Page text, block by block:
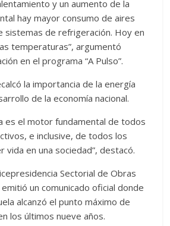
y un aumento de la
hay mayor consumo de aires
sistemas de refrigeración. Hoy en
temperaturas”, argumentó
en el programa “A Pulso”.
la importancia de la energía
de la economía nacional.
es el motor fundamental de todos
e inclusive, de todos los
vida en una sociedad”, destacó.
Sectorial de Obras
un comunicado oficial donde
alcanzó el punto máximo de
los últimos nueve años.